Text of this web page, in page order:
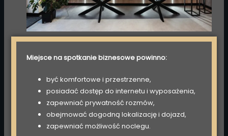
Miejsce na spotkanie biznesowe powinno:
być komfortowe i przestrzenne,
posiadać dostęp do internetu i wyposażenia,
zapewniać prywatność rozmów,
obejmować dogodną lokalizację i dojazd,
zapewniać możliwość noclegu.